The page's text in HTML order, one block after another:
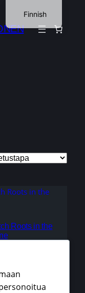
Roots in the
Finnish
English